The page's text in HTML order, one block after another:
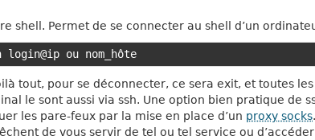
shell. Permet de se connecter au shell d’un
tout, pour se déconnecter, ce sera exit, et toutes
le sont aussi via ssh. Une option bien pratique de
les pare-feux par la mise en place d’un proxy socks
de vous servir de tel ou tel service ou